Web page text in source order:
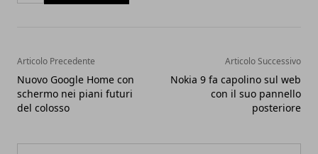
Articolo Precedente
Nuovo Google Home con
schermo nei piani futuri
del colosso
Articolo Successivo
Nokia 9 fa capolino sul web
con il suo pannello
posteriore